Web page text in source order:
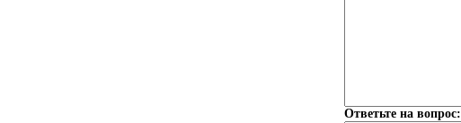
Ответьте на вопрос: